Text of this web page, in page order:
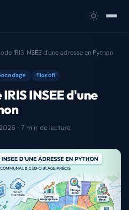
IRIS INSEE d'une adresse en Python
filosofi
INSEE d'une
· 7 min de lecture